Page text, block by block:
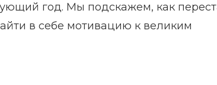
год. Мы подскажем, как
в себе мотивацию к великим